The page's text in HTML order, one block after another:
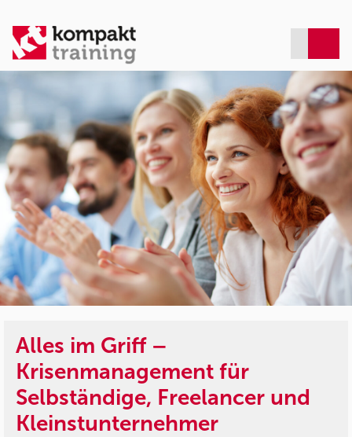
Alles im Griff –
Krisenmanagement für
Selbständige, Freelancer und
Kleinstunternehmer